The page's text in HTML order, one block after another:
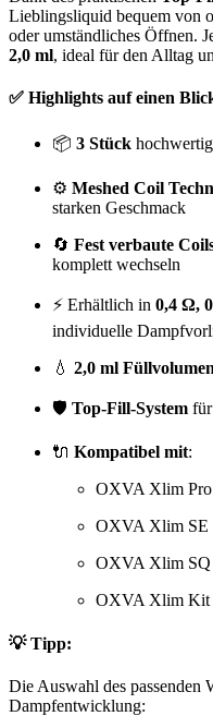
Lieblingsliquid bequem von
oder umständliches Öffnen.
2,0 ml, ideal für den Alltag
✅ Highlights auf einen
📦 3 Stück
⚙️ Meshed Coil
starken Geschmack
🔄 Fest verbaute
komplett wechseln
⚡ Erhältlich in 0,4 Ω,
individuelle
💧 2,0 ml Füllvolumen
🛡️ Top-Fill-System
🔌 Kompatibel mit:
OXVA Xlim
OXVA Xlim
OXVA Xlim
OXVA Xlim Kit
💡 Tipp:
Die Auswahl des passenden
Dampfentwicklung: